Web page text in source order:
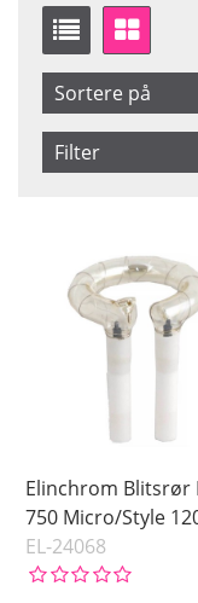
Sortere på
Filter
Pris
Elinchrom Blitsrør
750 Micro/Style
EL-24068